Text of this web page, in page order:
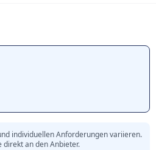
Wartezeit
Mobilität
im Rahmen der
werden.
individuellen Anforderungen variieren.
direkt an den Anbieter.